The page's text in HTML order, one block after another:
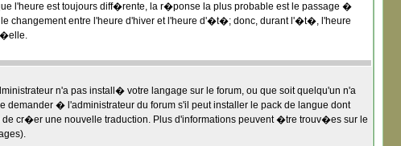
l'heure est toujours diff�rente, la r�ponse la plus probable est le passage �
entre l'heure d'hiver et l'heure d'�t�; donc, durant l'�t�, l'heure
n'a pas install� votre langage sur le forum, ou que soit quelqu'un n'a
demander � l'administrateur du forum s'il peut installer le pack de langue dont
cr�er une nouvelle traduction. Plus d'informations peuvent �tre trouv�es sur le